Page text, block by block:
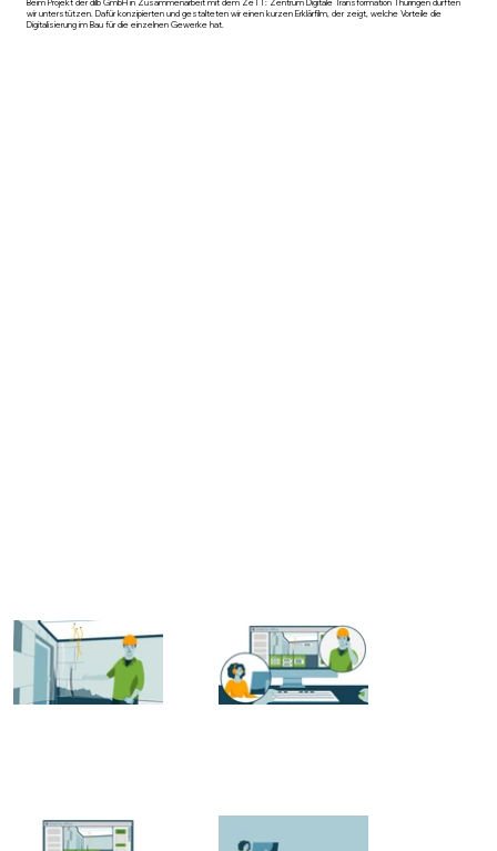
Beim Projekt der dilb GmbH in Zusammenarbeit mit dem ZeTT: Zentrum Digitale Transformation Thüringen durften
wir unterstützen. Dafür konzipierten und gestalteten wir einen kurzen Erklärfilm, der zeigt, welche Vorteile die
Digitalisierung im Bau für die einzelnen Gewerke hat.